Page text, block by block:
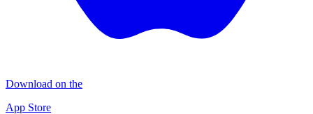
Download on the
App Store